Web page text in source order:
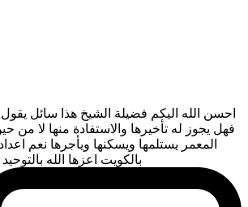
احسن الله اليكم فضيلة الشيخ هذا سائل
فهل يجوز له تأخيرها والاستفادة منها لا
المعمر يستلمها ويسكنها ويأجرها نعم
بالكويت اعزها الله